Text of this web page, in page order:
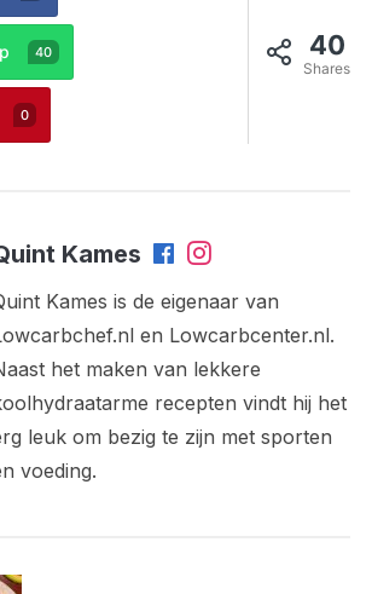
40
Shares
40
0
Kames
Kames is de eigenaar van
en Lowcarbcenter.nl.
het maken van lekkere
recepten vindt hij het
leuk om bezig te zijn met sporten
voeding.